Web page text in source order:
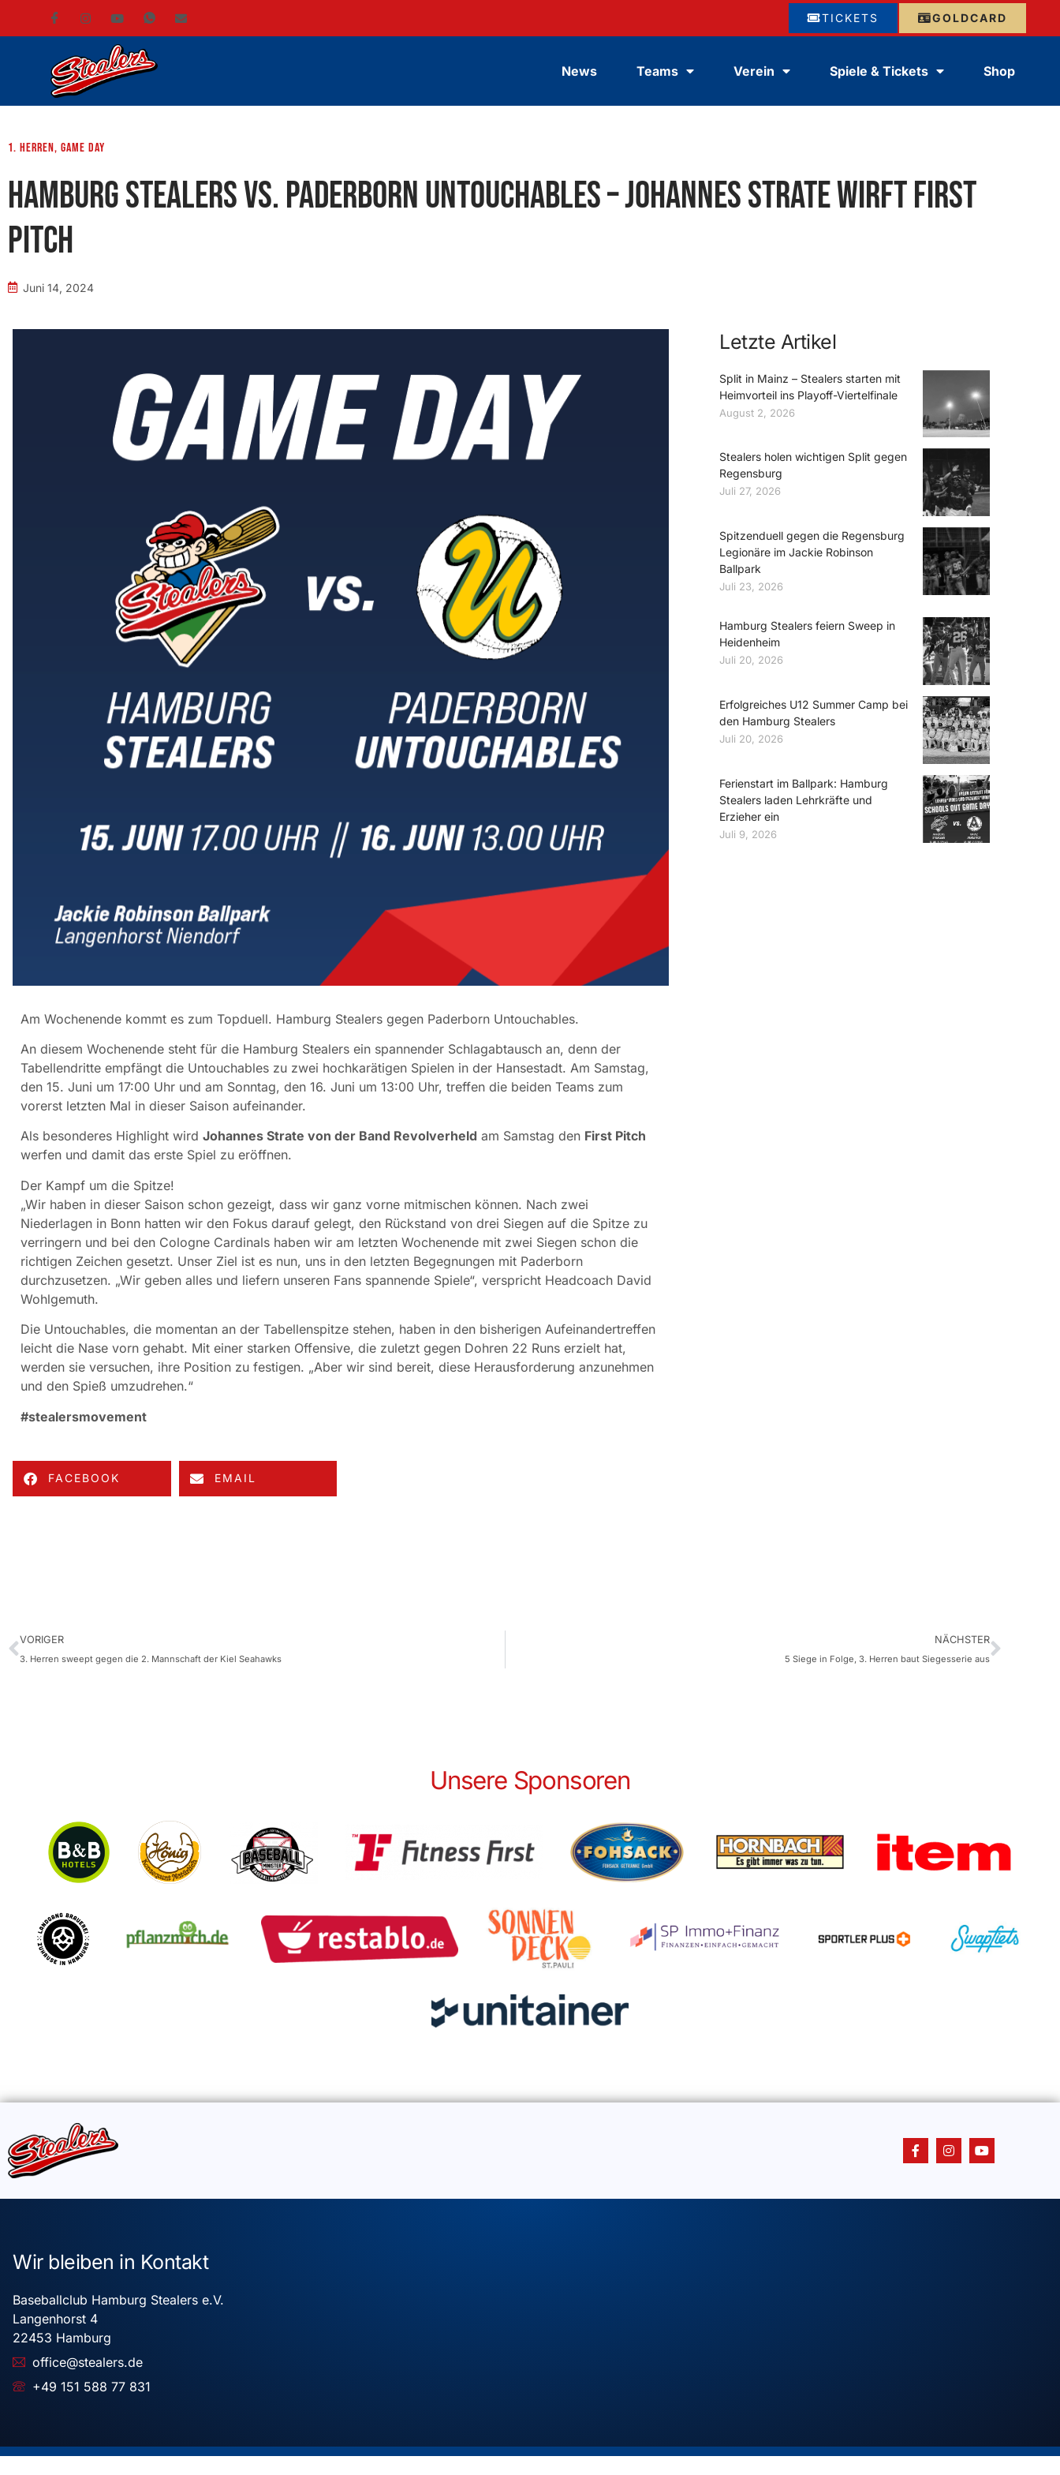
GOLDCARD
TICKETS
News Teams Verein Spiele & Tickets Shop
1. Herren, Game Day
Hamburg Stealers vs. Paderborn Untouchables – Johannes Strate wirft First
Pitch
Juni 14, 2024
Am Wochenende kommt es zum Topduell. Hamburg Stealers gegen Paderborn Untouchables.
An diesem Wochenende steht für die Hamburg Stealers ein spannender Schlagabtausch an, denn der
Tabellendritte empfängt die Untouchables zu zwei hochkarätigen Spielen in der Hansestadt. Am Samstag,
den 15. Juni um 17:00 Uhr und am Sonntag, den 16. Juni um 13:00 Uhr, treffen die beiden Teams zum
vorerst letzten Mal in dieser Saison aufeinander.
Als besonderes Highlight wird Johannes Strate von der Band Revolverheld am Samstag den First Pitch
werfen und damit das erste Spiel zu eröffnen.
Der Kampf um die Spitze!
„Wir haben in dieser Saison schon gezeigt, dass wir ganz vorne mitmischen können. Nach zwei
Niederlagen in Bonn hatten wir den Fokus darauf gelegt, den Rückstand von drei Siegen auf die Spitze zu
verringern und bei den Cologne Cardinals haben wir am letzten Wochenende mit zwei Siegen schon die
richtigen Zeichen gesetzt. Unser Ziel ist es nun, uns in den letzten Begegnungen mit Paderborn
durchzusetzen. „Wir geben alles und liefern unseren Fans spannende Spiele“, verspricht Headcoach David
Wohlgemuth.
Die Untouchables, die momentan an der Tabellenspitze stehen, haben in den bisherigen Aufeinandertreffen
leicht die Nase vorn gehabt. Mit einer starken Offensive, die zuletzt gegen Dohren 22 Runs erzielt hat,
werden sie versuchen, ihre Position zu festigen. „Aber wir sind bereit, diese Herausforderung anzunehmen
und den Spieß umzudrehen.“
#stealersmovement
FACEBOOK EMAIL
Letzte Artikel
Split in Mainz – Stealers starten mit
Heimvorteil ins Playoff-Viertelfinale
August 2, 2026
Stealers holen wichtigen Split gegen
Regensburg
Juli 27, 2026
Spitzenduell gegen die Regensburg
Legionäre im Jackie Robinson
Ballpark
Juli 23, 2026
Hamburg Stealers feiern Sweep in
Heidenheim
Juli 20, 2026
Erfolgreiches U12 Summer Camp bei
den Hamburg Stealers
Juli 20, 2026
Ferienstart im Ballpark: Hamburg
Stealers laden Lehrkräfte und
Erzieher ein
Juli 9, 2026
VORIGER
3.⁠ ⁠Herren sweept gegen die 2. Mannschaft der Kiel Seahawks
NÄCHSTER
5 Siege in Folge, 3. Herren baut Siegesserie aus
Unsere Sponsoren
Wir bleiben in Kontakt
Baseballclub Hamburg Stealers e.V.
Langenhorst 4
22453 Hamburg
office@stealers.de
+49 151 588 77 831